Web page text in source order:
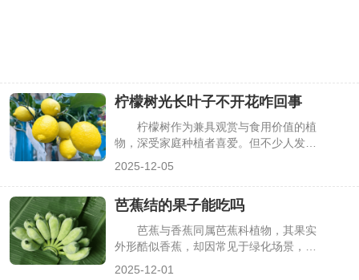
柠檬树光长叶子不开花咋回事
柠檬树作为兼具观赏与食用价值的植
物，深受家庭种植者喜爱。但不少人发
植体验打折扣。其实，这种情况多是光
照、水肥、修剪等养护环节出现偏差，导
致植株养分集中于枝叶生长，而非花芽分
化。下面详细分析原因及解决方法，帮你
让柠檬树顺利开花。
2025-12-05
芭蕉结的果子能吃吗
芭蕉与香蕉同属芭蕉科植物，其果实
外形酷似香蕉，却因常见于绿化场景，让
2025-12-01